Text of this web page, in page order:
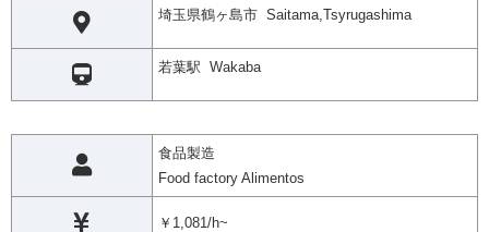
埼玉県鶴ヶ島市 Saitama,Tsyrugashima
若葉駅 Wakaba
食品製造
Food factory Alimentos
￥1,081/h~